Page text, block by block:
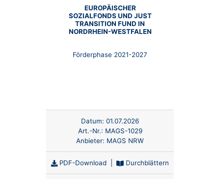
EUROPÄISCHER
SOZIALFONDS UND JUST
TRANSITION FUND IN
NORDRHEIN-WESTFALEN
Förderphase 2021-2027
Datum: 01.07.2026
Art.-Nr.: MAGS-1029
Anbieter: MAGS NRW
PDF-Download Durchblättern